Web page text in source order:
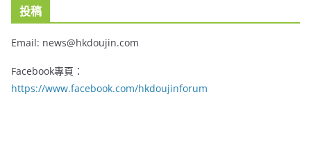
投稿
Email: news@hkdoujin.com
Facebook專頁：
https://www.facebook.com/hkdoujinforum